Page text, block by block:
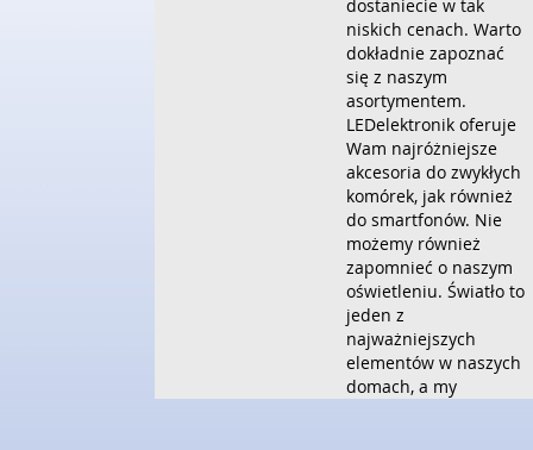
dostaniecie w tak
niskich cenach. Warto
dokładnie zapoznać
się z naszym
asortymentem.
LEDelektronik oferuje
Wam najróżniejsze
akcesoria do zwykłych
komórek, jak również
do smartfonów. Nie
możemy również
zapomnieć o naszym
oświetleniu. Światło to
jeden z
najważniejszych
elementów w naszych
domach, a my